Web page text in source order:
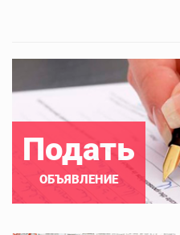
Подать
ОБЪЯВЛЕНИЕ